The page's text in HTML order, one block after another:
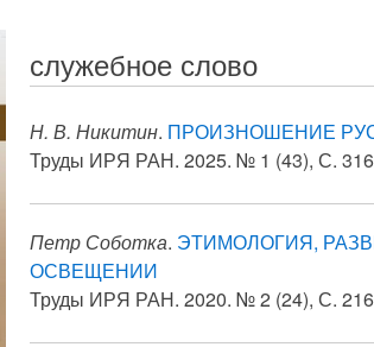
служебное слово
Н. В. Никитин. ПРОИЗНОШЕНИЕ
Труды ИРЯ РАН. 2025. № 1 (43), С.
Петр Соботка. ЭТИМОЛОГИЯ,
ОСВЕЩЕНИИ
Труды ИРЯ РАН. 2020. № 2 (24), С.